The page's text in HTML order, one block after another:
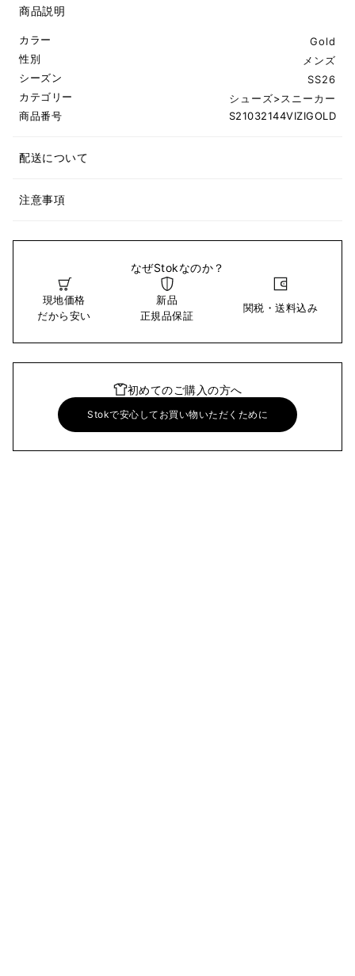
商品説明
カラー
Gold
性別
メンズ
シーズン
SS26
カテゴリー
シューズ>スニーカー
商品番号
S21032144VIZIGOLD
配送について
注意事項
なぜStokなのか？
現地価格
だから安い
新品
正規品保証
関税・送料込み
初めてのご購入の方へ
Stokで安心してお買い物いただくために